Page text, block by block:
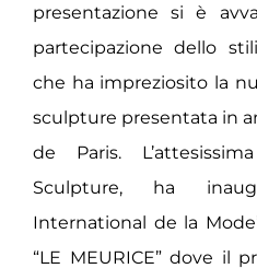
presentazione si è
partecipazione dello
che ha impreziosito la
sculpture presentata in
de Paris.
Sculpture, ha
International de la
“LE MEURICE” dove il